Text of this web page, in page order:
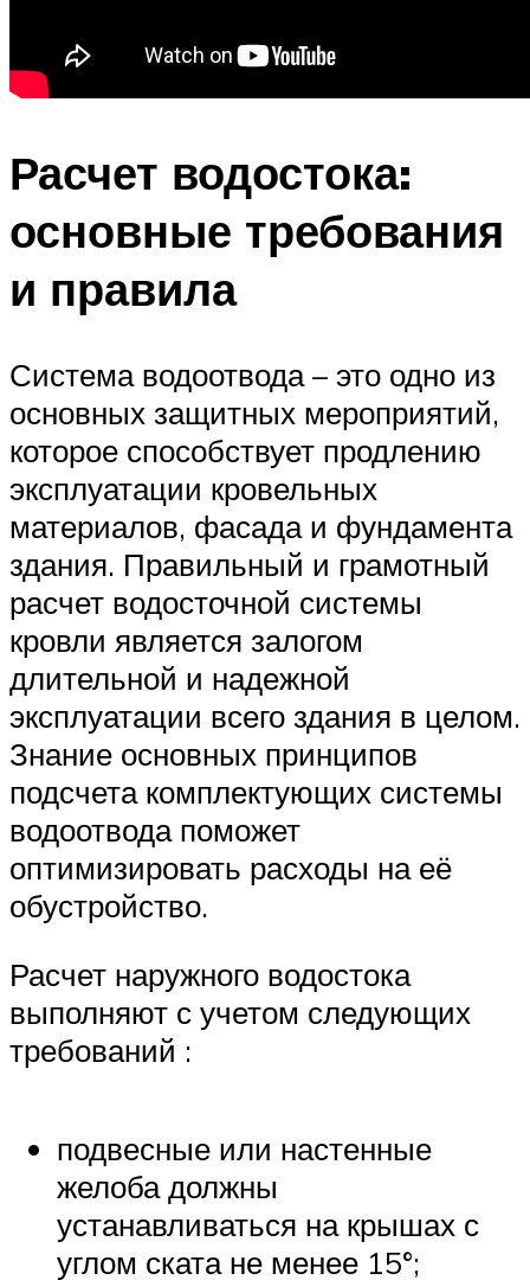
Расчет водостока:
основные требования
и правила
Система водоотвода – это одно из
основных защитных мероприятий,
которое способствует продлению
эксплуатации кровельных
материалов, фасада и фундамента
здания. Правильный и грамотный
расчет водосточной системы
кровли является залогом
длительной и надежной
эксплуатации всего здания в целом.
Знание основных принципов
подсчета комплектующих системы
водоотвода поможет
оптимизировать расходы на её
обустройство.
Расчет наружного водостока
выполняют с учетом следующих
требований :
подвесные или настенные
желоба должны
устанавливаться на крышах с
углом ската не менее 15°;